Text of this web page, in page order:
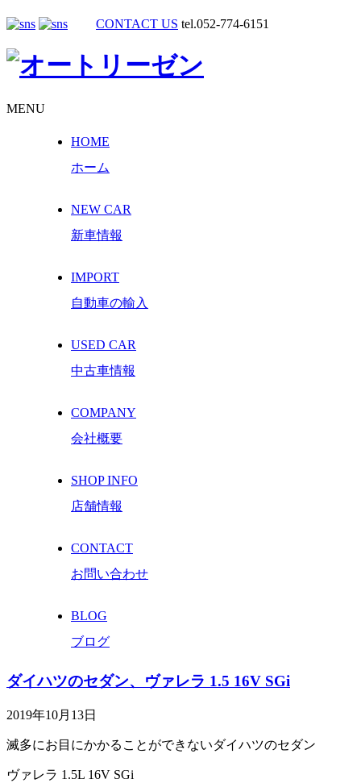
CONTACT US tel.052-774-6151
MENU
HOME
ホーム
NEW CAR
新車情報
IMPORT
自動車の輸入
USED CAR
中古車情報
COMPANY
会社概要
SHOP INFO
店舗情報
CONTACT
お問い合わせ
BLOG
ブログ
ダイハツのセダン、ヴァレラ 1.5 16V SGi
2019年10月13日
滅多にお目にかかることができないダイハツのセダン
ヴァレラ 1.5L 16V SGi